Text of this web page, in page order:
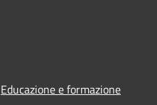
Educazione e formazione